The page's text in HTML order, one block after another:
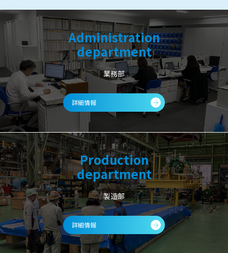
Administration
department
業務部
詳細情報
Production
department
製造部
詳細情報